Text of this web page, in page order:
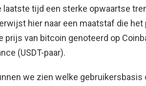
laatste tijd een sterke opwaartse
hier naar een maatstaf die
prijs van bitcoin genoteerd op
(USDT-paar).
we zien welke